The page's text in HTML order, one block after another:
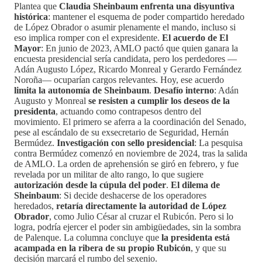
Plantea que Claudia Sheinbaum enfrenta una disyuntiva
histórica: mantener el esquema de poder compartido heredado
de López Obrador o asumir plenamente el mando, incluso si
eso implica romper con el expresidente. El acuerdo de El
Mayor: En junio de 2023, AMLO pactó que quien ganara la
encuesta presidencial sería candidata, pero los perdedores —
Adán Augusto López, Ricardo Monreal y Gerardo Fernández
Noroña— ocuparían cargos relevantes. Hoy, ese acuerdo
limita la autonomía de Sheinbaum. Desafío interno: Adán
Augusto y Monreal se resisten a cumplir los deseos de la
presidenta, actuando como contrapesos dentro del
movimiento. El primero se aferra a la coordinación del Senado,
pese al escándalo de su exsecretario de Seguridad, Hernán
Bermúdez. Investigación con sello presidencial: La pesquisa
contra Bermúdez comenzó en noviembre de 2024, tras la salida
de AMLO. La orden de aprehensión se giró en febrero, y fue
revelada por un militar de alto rango, lo que sugiere
autorización desde la cúpula del poder. El dilema de
Sheinbaum: Si decide deshacerse de los operadores
heredados, retaría directamente la autoridad de López
Obrador, como Julio César al cruzar el Rubicón. Pero si lo
logra, podría ejercer el poder sin ambigüedades, sin la sombra
de Palenque. La columna concluye que la presidenta está
acampada en la ribera de su propio Rubicón, y que su
decisión marcará el rumbo del sexenio.